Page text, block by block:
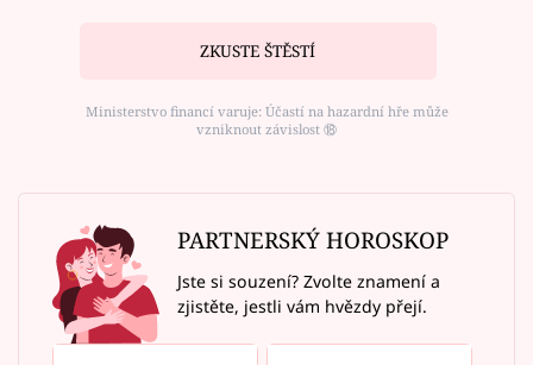
ZKUSTE ŠTĚSTÍ
Ministerstvo financí varuje: Účastí na hazardní hře může
vzniknout závislost ⑱
PARTNERSKÝ HOROSKOP
Jste si souzení? Zvolte znamení a
zjistěte, jestli vám hvězdy přejí.